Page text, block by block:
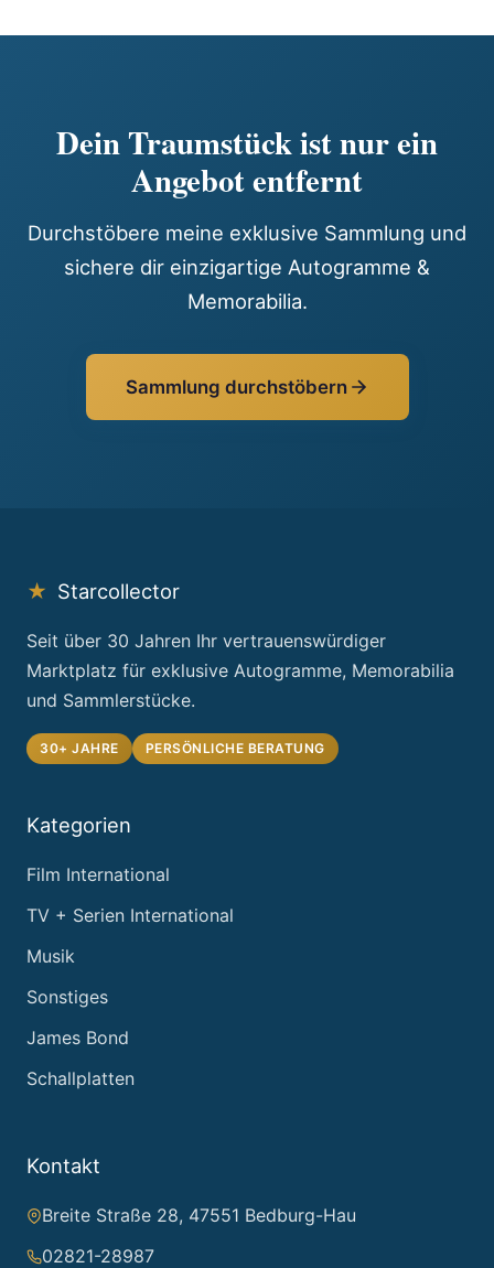
Dein Traumstück ist nur ein
Angebot entfernt
Durchstöbere meine exklusive Sammlung und
sichere dir einzigartige Autogramme &
Memorabilia.
Sammlung durchstöbern
★ Starcollector
Seit über 30 Jahren Ihr vertrauenswürdiger
Marktplatz für exklusive Autogramme, Memorabilia
und Sammlerstücke.
30+ JAHRE PERSÖNLICHE BERATUNG
Kategorien
Film International
TV + Serien International
Musik
Sonstiges
James Bond
Schallplatten
Kontakt
Breite Straße 28, 47551 Bedburg-Hau
02821-28987